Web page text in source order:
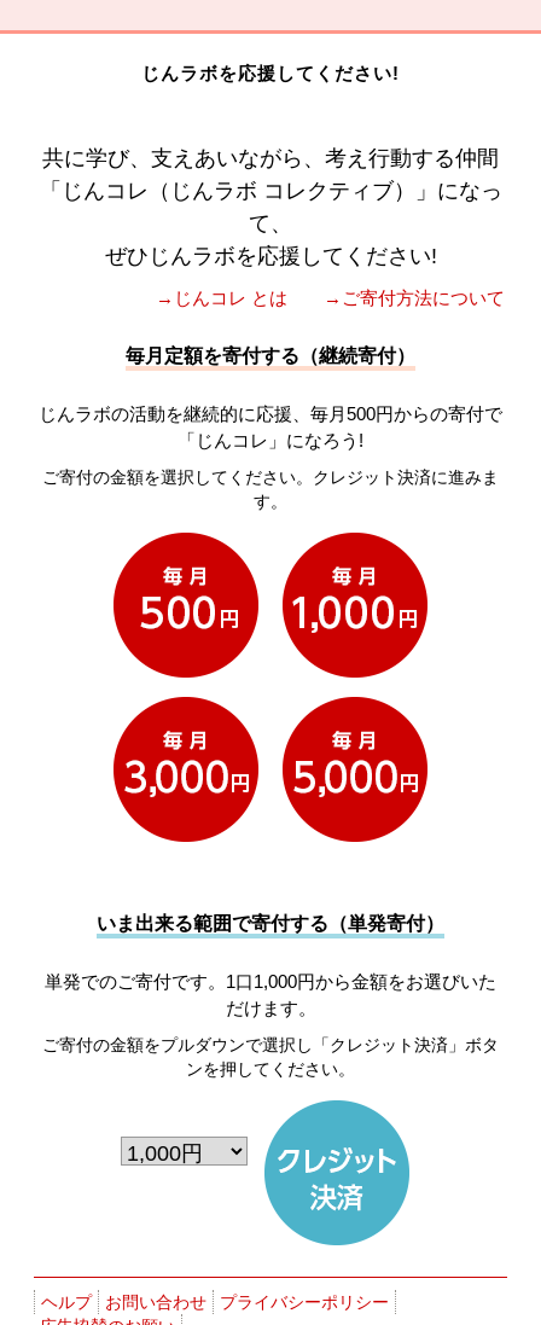
じんラボを応援してください!
共に学び、支えあいながら、考え行動する仲間
「じんコレ（じんラボ コレクティブ）」になっ
て、
ぜひじんラボを応援してください!
→じんコレ とは →ご寄付方法について
毎月定額を寄付する（継続寄付）
じんラボの活動を継続的に応援、毎月500円からの寄付で
「じんコレ」になろう!
ご寄付の金額を選択してください。クレジット決済に進みま
す。
いま出来る範囲で寄付する（単発寄付）
単発でのご寄付です。1口1,000円から金額をお選びいた
だけます。
ご寄付の金額をプルダウンで選択し「クレジット決済」ボタ
ンを押してください。
ヘルプ お問い合わせ
プライバシーポリシー